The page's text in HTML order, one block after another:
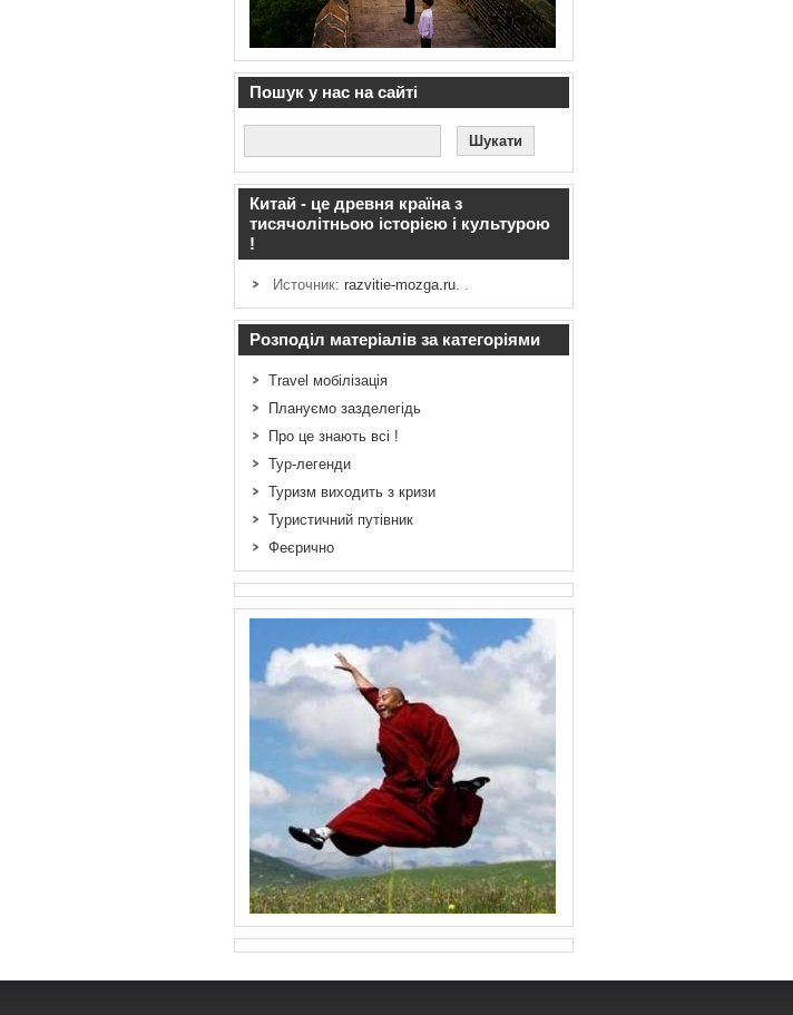
Пошук у нас на сайті
Китай - це древня країна з
тисячолітньою історією і культурою
!
Источник: razvitie-mozga.ru. .
Розподіл матеріалів за категоріями
Travel мобілізація
Плануємо зазделегідь
Про це знають всі !
Тур-легенди
Туризм виходить з кризи
Туристичний путівник
Феєрично